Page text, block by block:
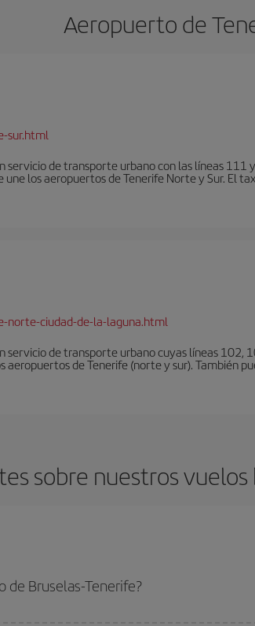
Aeropuerto de
sur.html
de transporte urbano con las líneas 111
los aeropuertos de Tenerife Norte y Sur. El
ciudad-de-la-laguna.html
de transporte urbano cuyas líneas 102,
aeropuertos de Tenerife (norte y sur). También
sobre nuestros
de Bruselas-Tenerife?